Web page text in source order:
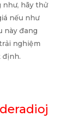
như, hãy thử
nếu như
này đang
nghiệm
định.